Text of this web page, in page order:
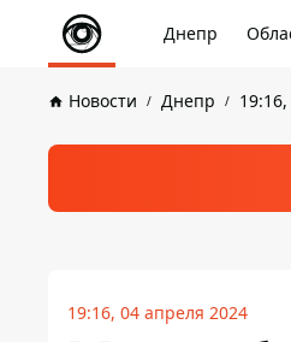
Днепр
Новости Днепр
19:16, 04 апреля 2024